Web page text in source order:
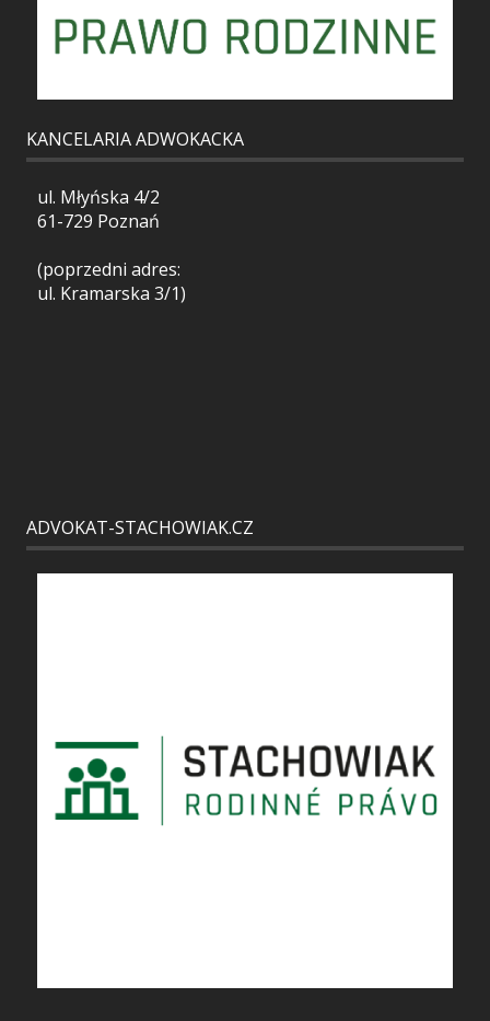
KANCELARIA ADWOKACKA
ul. Młyńska 4/2
61-729 Poznań
(poprzedni adres:
ul. Kramarska 3/1)
ADVOKAT-STACHOWIAK.CZ